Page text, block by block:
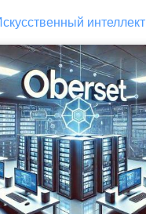
интеллект